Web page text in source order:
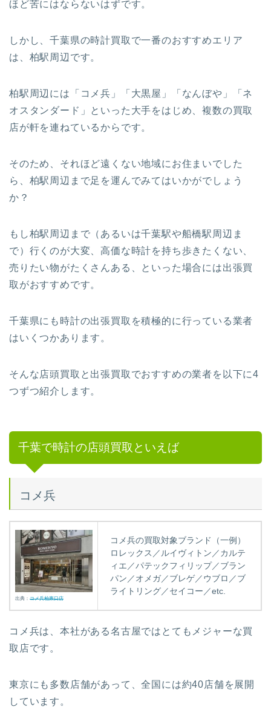
ほど苦にはならないはずです。
しかし、千葉県の時計買取で一番のおすすめエリア
は、柏駅周辺です。
柏駅周辺には
「コメ兵」「大黒屋」「なんぼや」「ネ
オスタンダード」 といった大手をはじめ、複数の買取
店が軒を連ねているからです。
そのため、それほど遠くない地域にお住まいでした
ら、柏駅周辺まで足を運んでみてはいかがでしょう
か？
もし柏駅周辺まで（あるいは千葉駅や船橋駅周辺ま
で）行くのが大変、高価な時計を持ち歩きたくない、
売りたい物がたくさんある、といった場合には出張買
取がおすすめです。
千葉県にも時計の出張買取を積極的に行っている業者
はいくつかあります。
そんな店頭買取と出張買取でおすすめの業者を以下に4
つずつ紹介します。
千葉で時計の店頭買取といえば
コメ兵
出典： コメ兵柏東口店
コメ兵の買取対象ブランド（一例）
ロレックス／ルイヴィトン／カルテ
ィエ／パテックフィリップ／ブラン
パン／オメガ／ブレゲ／ウブロ／ブ
ライトリング／セイコー／etc.
コメ兵は、本社がある名古屋ではとてもメジャーな買
取店です。
東京にも多数店舗があって、全国には約40店舗を展開
しています。